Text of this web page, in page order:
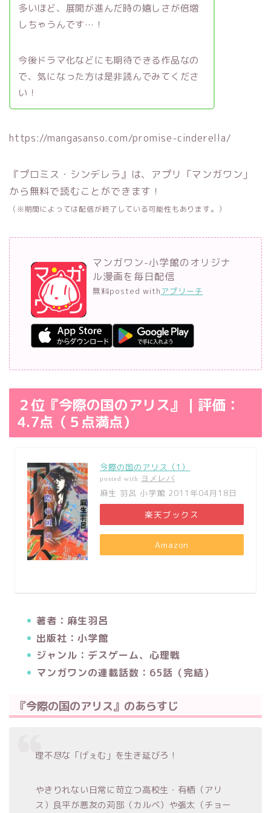
多いほど、展開が進んだ時の嬉しさが倍増
しちゃうんです…！
今後ドラマ化などにも期待できる作品なの
で、気になった方は是非読んでみてくださ
い！
https://mangasanso.com/promise-cinderella/
『プロミス・シンデレラ』は、アプリ「マンガワン」
から無料で読むことができます！
（※期間によっては配信が終了している可能性もあります。）
マンガワン-小学館のオリジナ
ル漫画を毎日配信
無料posted with アプリーチ
２位『今際の国のアリス』｜評価：
4.7点（５点満点）
今際の国のアリス（1）
posted with ヨメレバ
麻生 羽呂 小学館 2011年04月18日
楽天ブックス
Amazon
著者：麻生羽呂
出版社：小学館
ジャンル：デスゲーム、心理戦
マンガワンの連載話数：65話（完結）
『今際の国のアリス』のあらすじ
理不尽な「げぇむ」を生き延びろ！
やきりれない日常に苛立つ高校生・有栖（アリ
ス）良平が悪友の苅部（カルベ）や張太（チョー